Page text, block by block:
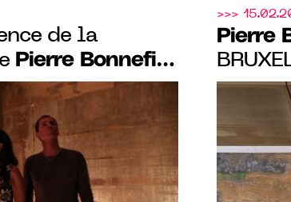
de la
Pierre Bonnefille
d’Arles à partir
>>>
Pierre